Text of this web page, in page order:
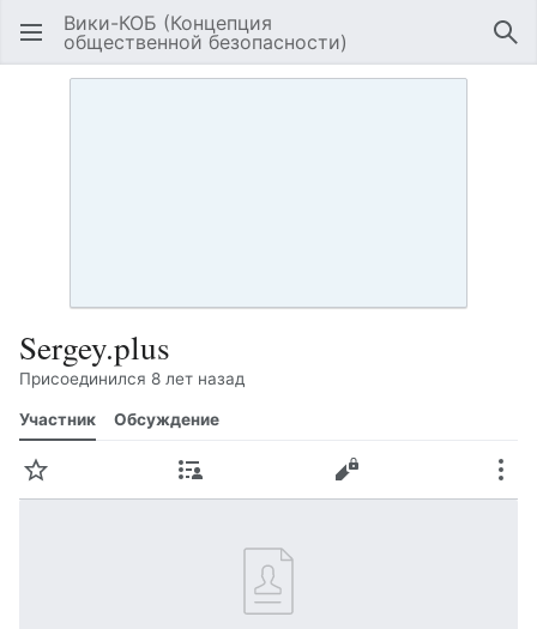
Открыть главное меню
Вики-КОБ (Концепция
общественной безопасности)
Sergey.plus
Присоединился 8 лет назад
Участник Обсуждение
Следить Вклад Править Ещё